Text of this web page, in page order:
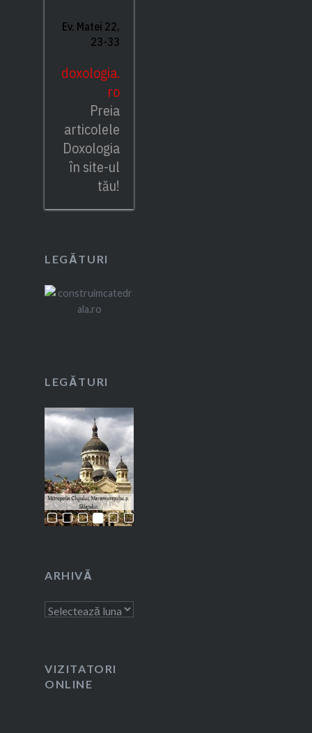
Ev. Matei 22,
23-33
doxologia.
ro
Preia
articolele
Doxologia
în site-ul
tău!
LEGĂTURI
LEGĂTURI
ARHIVĂ
Arhivă
VIZITATORI
ONLINE